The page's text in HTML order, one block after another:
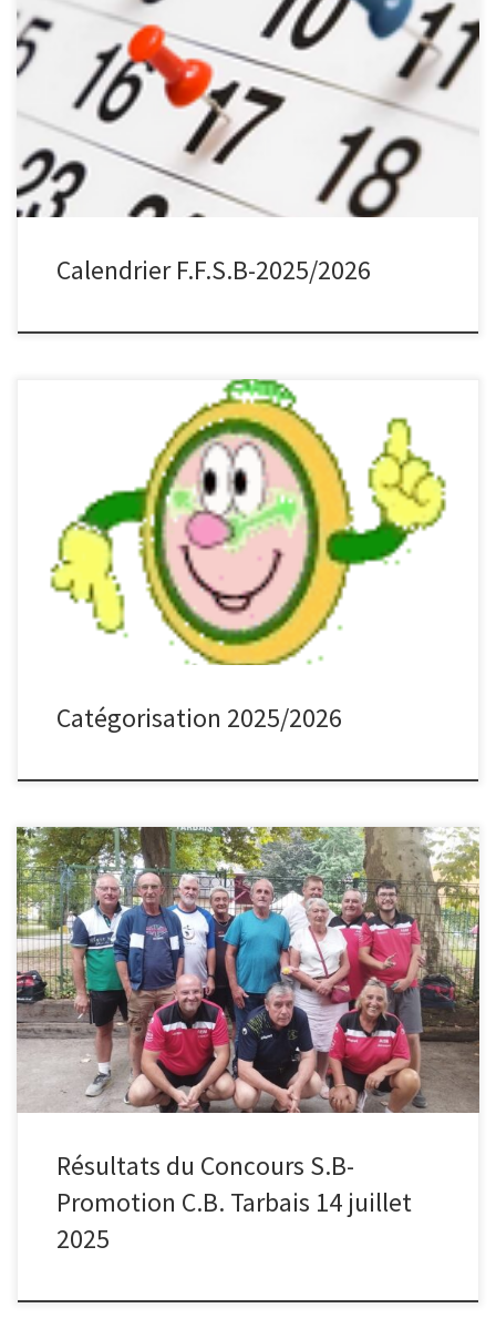
https://www.ffsb.fr/calendrier.html
Calendrier F.F.S.B-2025/2026
Chez les masculins, il faut prendre en compte les points de la
colonne :
Catégorisation 2025/2026
Voici la photo des finalistes de notre concours du 14 JUILLET Merci
à tous les participants, venues des différents Départements du 31/
64/ 65 Vainqueur : l’équipe PIC (asca) finaliste : LAGREIZE
(Jurançon) A très bientôt Amitiés Jacques SUBERBIE
Résultats du Concours S.B-
Promotion C.B. Tarbais 14 juillet
2025